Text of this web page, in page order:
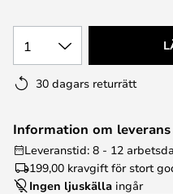
1
30 dagars returrätt
Information om leverans
Leveranstid: 8 - 12
199,00 kravgift för stort
Ingen ljuskälla ingår